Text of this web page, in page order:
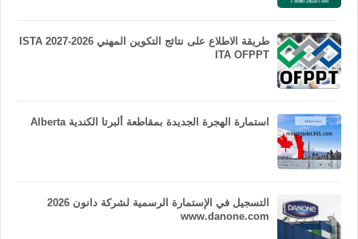
طريقة الاطلاع على نتائج التكوين المهني 2026-2027 ISTA
ITA OFPPT
استمارة الهجرة الجديدة بمقاطعة ألبرتا الكندية Alberta
التسجيل في الإستمارة الرسمية لشركة دانون 2026
www.danone.com